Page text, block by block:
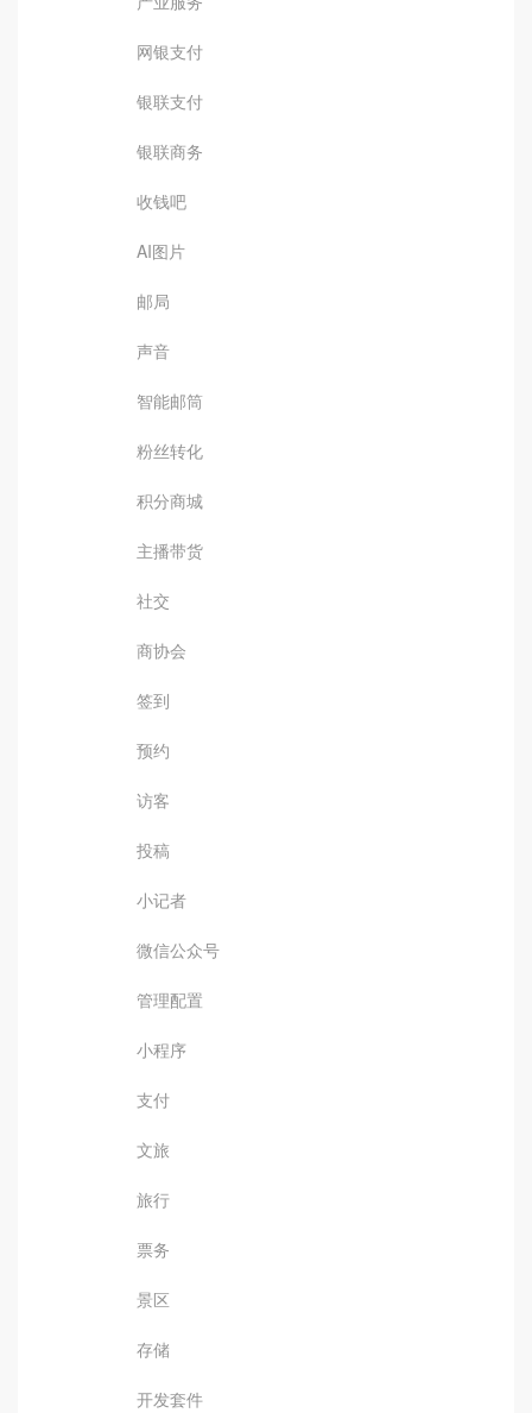
网银支付
银联支付
银联商务
收钱吧
AI图片
邮局
声音
智能邮筒
粉丝转化
积分商城
主播带货
社交
商协会
签到
预约
访客
投稿
小记者
微信公众号
管理配置
小程序
支付
文旅
旅行
票务
景区
存储
开发套件